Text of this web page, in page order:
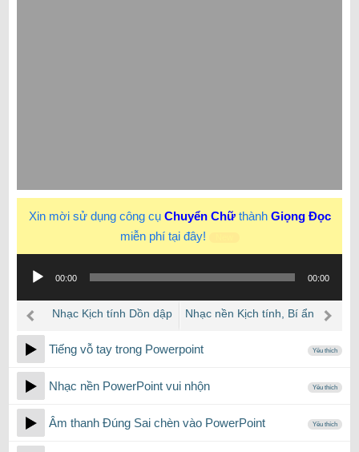
Xin mời sử dụng công cụ Chuyển Chữthành Giọng Đọc
miễn phí tại đây!
phát
âm
thanh
00:00 00:00
Nhạc Kịch tính Dồn dập
Nhạc nền Kịch tính, Bí ẩn
Tiếng vỗ tay trong Powerpoint Yêu thích
Nhạc nền PowerPoint vui nhộn Yêu thích
Âm thanh Đúng Sai chèn vào PowerPoint Yêu thích